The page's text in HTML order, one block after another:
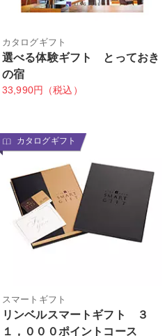
カタログギフト
選べる体験ギフト とっておき
の宿
33,990円（税込）
カタログギフト
スマートギフト
リンベルスマートギフト ３
１，０００ポイントコース